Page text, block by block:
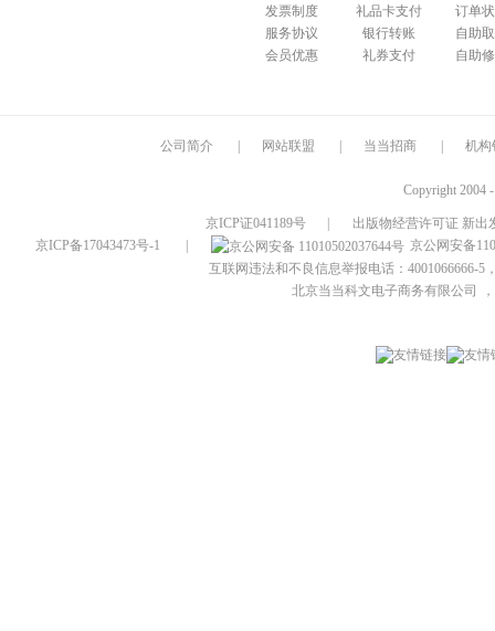
发票制度
服务协议
会员优惠
礼品卡支付
银行转账
礼券支付
订单
自助
自助
公司简介 网站联盟 当当招商 机构
Copyright 2004
京ICP证041189号
出版物经营许可证 新出
京ICP备17043473号-1
京公网安备
互联网违法和不良信息举报电话：4001066666-5
北京当当科文电子商务有限公司